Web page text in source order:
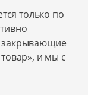
только по
закрывающие
и мы с